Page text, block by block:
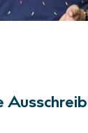
Ablauf